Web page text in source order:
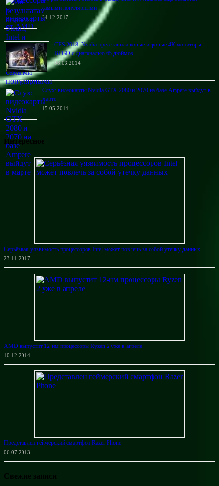
самыми популярными
24.12.2017
CES 2018: Nvidia представила новые игровые 4К мониторы
BFGD с диагональю 65 дюймов
08.03.2014
Слух: видеокарты Nvidia GTX 2080 и 2070 на базе Ampere выйдут в
марте
15.05.2014
Интересное
Серьёзная уязвимость процессоров Intel может повлечь за собой утечку данных
23.11.2017
AMD выпустит 12-нм процессоры Ryzen 2 уже в апреле
10.12.2014
Представлен геймерский смартфон Razer Phone
06.07.2013
Свежие записи